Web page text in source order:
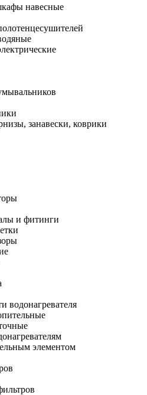
навесные
занавески, коврики
и фитинги
водонагревателя
элементом